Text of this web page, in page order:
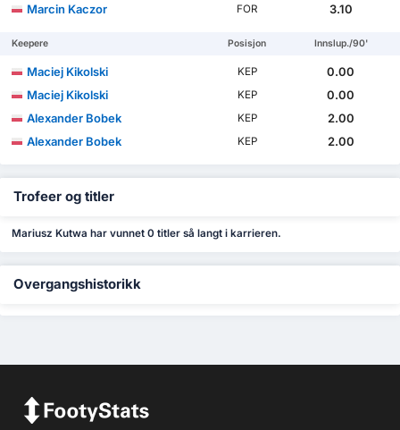
Marcin Kaczor
FOR 3.10
Keepere Posisjon Innslup./90'
Maciej Kikolski KEP
0.00
Maciej Kikolski
KEP
0.00
Alexander Bobek
KEP
2.00
Alexander Bobek
KEP 2.00
Trofeer og titler
Mariusz Kutwa har vunnet 0 titler så langt i karrieren.
Overgangshistorikk